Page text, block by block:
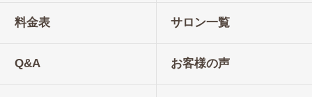
料金表 サロン一覧
Q&A お客様の声